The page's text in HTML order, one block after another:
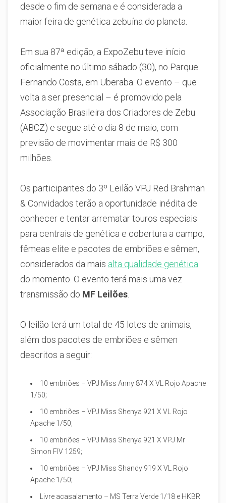
desde o fim de semana e é considerada a
maior feira de genética zebuína do planeta.
Em sua 87ª edição, a ExpoZebu teve início
oficialmente no último sábado (30), no Parque
Fernando Costa, em Uberaba. O evento – que
volta a ser presencial – é promovido pela
Associação Brasileira dos Criadores de Zebu
(ABCZ) e segue até o dia 8 de maio, com
previsão de movimentar mais de R$ 300
milhões.
Os participantes do 3º Leilão VPJ Red Brahman
& Convidados terão a oportunidade inédita de
conhecer e tentar arrematar touros especiais
para centrais de genética e cobertura a campo,
fêmeas elite e pacotes de embriões e sêmen,
considerados da mais alta qualidade genética
do momento. O evento terá mais uma vez
transmissão do MF Leilões
O leilão terá um total de 45 lotes de animais,
além dos pacotes de embriões e sêmen
descritos a seguir:
10 embriões – VPJ Miss Anny 874 X VL Rojo Apache
1/50;
10 embriões – VPJ Miss Shenya 921 X VL Rojo
Apache 1/50;
10 embriões – VPJ Miss Shenya 921 X VPJ Mr
Simon FIV 1259;
10 embriões – VPJ Miss Shandy 919 X VL Rojo
Apache 1/50;
Livre acasalamento – MS Terra Verde 1/18 e HKBR